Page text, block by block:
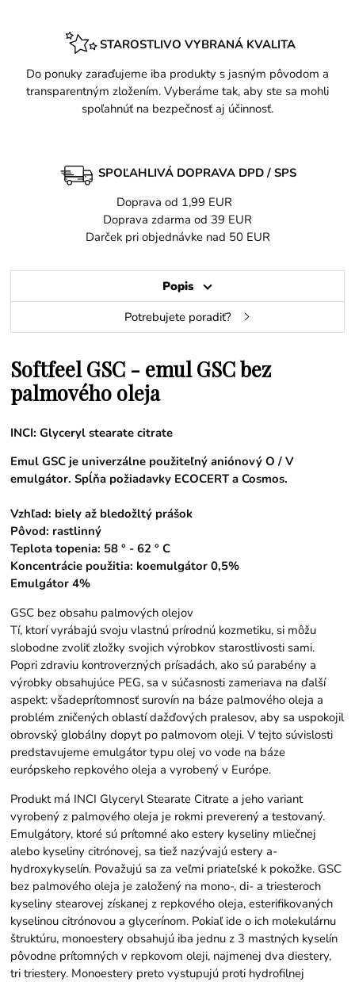
STAROSTLIVO VYBRANÁ KVALITA
Do ponuky zaraďujeme iba produkty s jasným pôvodom a
transparentným zložením. Vyberáme tak, aby ste sa mohli
spoľahnúť na bezpečnosť aj účinnosť.
SPOĽAHLIVÁ DOPRAVA DPD / SPS
Doprava od 1,99 EUR
Doprava zdarma od 39 EUR
Darček pri objednávke nad 50 EUR
Popis
Potrebujete poradiť?
Softfeel GSC - emul GSC bez
palmového oleja
INCI: Glyceryl stearate citrate
Emul GSC je univerzálne použiteľný aniónový O / V
emulgátor. Spĺňa požiadavky ECOCERT a Cosmos.
Vzhľad: biely až bledožltý prášok
Pôvod: rastlinný
Teplota topenia: 58 ° - 62 ° C
Koncentrácie použitia: koemulgátor 0,5%
Emulgátor 4%
GSC bez obsahu palmových olejov
Tí, ktorí vyrábajú svoju vlastnú prírodnú kozmetiku, si môžu
slobodne zvoliť zložky svojich výrobkov starostlivosti sami.
Popri zdraviu kontroverzných prísadách, ako sú parabény a
výrobky obsahujúce PEG, sa v súčasnosti zameriava na ďalší
aspekt: ​​všadeprítomnosť surovín na báze palmového oleja a
problém zničených oblastí dažďových pralesov, aby sa uspokojil
obrovský globálny dopyt po palmovom oleji. V tejto súvislosti
predstavujeme emulgátor typu olej vo vode na báze
európskeho repkového oleja a vyrobený v Európe.
Produkt má INCI Glyceryl Stearate Citrate a jeho variant
vyrobený z palmového oleja je rokmi preverený a testovaný.
Emulgátory, ktoré sú prítomné ako estery kyseliny mliečnej
alebo kyseliny citrónovej, sa tiež nazývajú estery a-
hydroxykyselín. Považujú sa za veľmi priateľské k pokožke. GSC
bez palmového oleja je založený na mono-, di- a triesteroch
kyseliny stearovej získanej z repkového oleja, esterifikovaných
kyselinou citrónovou a glycerínom. Pokiaľ ide o ich molekulárnu
štruktúru, monoestery obsahujú iba jednu z 3 mastných kyselín
pôvodne prítomných v repkovom oleji, najmenej dva diestery,
tri triestery. Monoestery preto vystupujú proti hydrofilnej